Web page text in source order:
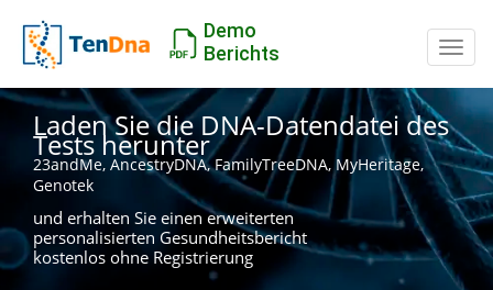
Demo
Berichts
Laden Sie die DNA-Datendatei des
Tests herunter
23andMe, AncestryDNA, FamilyTreeDNA, MyHeritage,
Genotek
und erhalten Sie einen erweiterten
personalisierten Gesundheitsbericht
kostenlos ohne Registrierung